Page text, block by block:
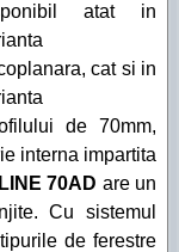
atat in
cat si in
de 70mm,
interna impartita
70AD are un
Cu sistemul
de ferestre